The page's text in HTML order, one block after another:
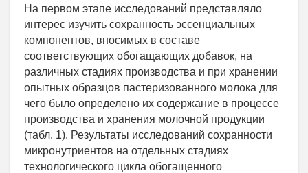
На первом этапе исследований представляло
интерес изучить сохранность эссенциальных
компонентов, вносимых в составе
соответствующих обогащающих добавок, на
различных стадиях производства и при хранении
опытных образцов пастеризованного молока для
чего было определено их содержание в процессе
производства и хранения молочной продукции
(табл. 1). Результаты исследований сохранности
микронутриентов на отдельных стадиях
технологического цикла обогащенного